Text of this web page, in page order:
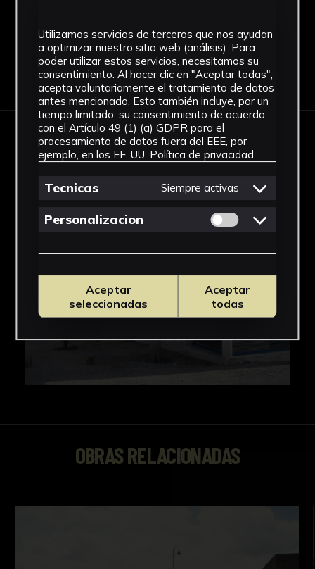
Descargar Ficha
IMÁGENES
OBRAS RELACIONADAS
Utilizamos servicios de terceros que nos ayudan
a optimizar nuestro sitio web (análisis). Para
poder utilizar estos servicios, necesitamos su
consentimiento. Al hacer clic en "Aceptar todas",
acepta voluntariamente el tratamiento de datos
antes mencionado. Esto también incluye, por un
tiempo limitado, su consentimiento de acuerdo
con el Artículo 49 (1) (a) GDPR para el
procesamiento de datos fuera del EEE, por
ejemplo, en los EE. UU. Política de privacidad
Tecnicas Siempre activas
Personalizacion Permitir cookies
Aceptar
seleccionadas
Aceptar
todas